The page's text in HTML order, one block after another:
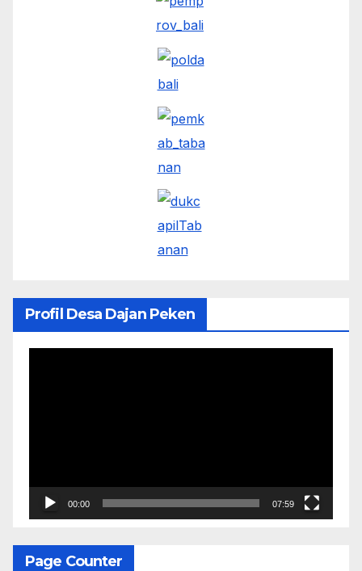
Profil Desa Dajan Peken
00:00 07:59
Page Counter